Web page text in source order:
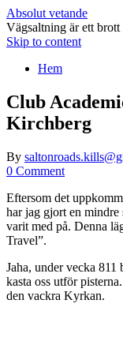
Absolut vetande
Vägsaltning är ett
Skip to content
Hem
Club
Kirchberg
By
0 Comment
Eftersom det
har jag gjort en mindre
varit med på. Denna
Travel”.
Jaha, under vecka
kasta oss utför
den vackra Kyrkan.